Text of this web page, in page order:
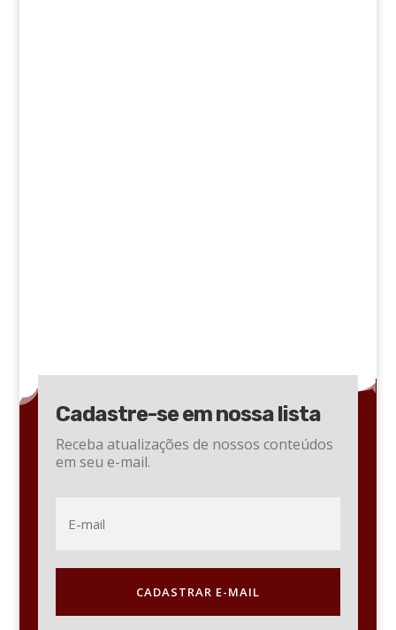
Cadastre-se em nossa lista
Receba atualizações de nossos conteúdos
em seu e-mail.
CADASTRAR E-MAIL